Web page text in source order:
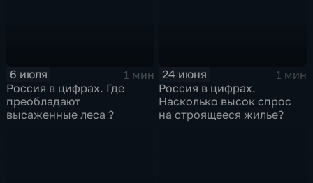
6 июля
1 мин
Россия в цифрах. Где
преобладают
высаженные леса ?
24 июня
1 мин
Россия в цифрах.
Насколько высок спрос
на строящееся жилье?